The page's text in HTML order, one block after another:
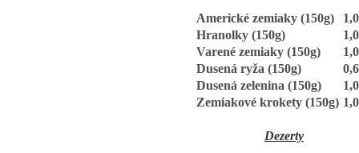
Americké zemiaky (150g)
Hranolky (150g)
Varené zemiaky (150g)
Dusená ryža (150g)
Dusená zelenina (150g)
Zemiakové krokety (150g)
Dezerty